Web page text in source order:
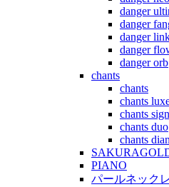
danger
danger
danger
danger
danger orb
chants
chants
chants
chants
chants duo
chants
PIANO
パールネック